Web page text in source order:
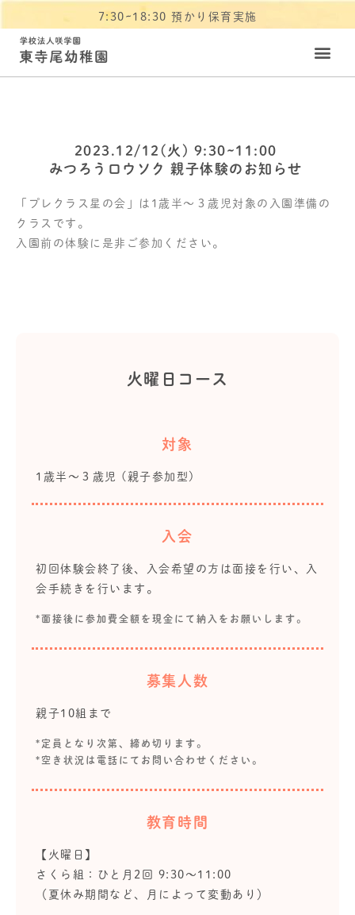
7:30~18:30 預かり保育実施
2023.12/12(火) 9:30~11:00
みつろうロウソク 親子体験のお知らせ
「プレクラス星の会」は1歳半～３歳児対象の入園準備の
クラスです。
入園前の体験に是非ご参加ください。
火曜日コース
対象
1歳半～３歳児 (親子参加型)
入会
初回体験会終了後、入会希望の方は面接を行い、入
会手続きを行います。
*面接後に参加費全額を現金にて納入をお願いします。
募集人数
親子10組まで
*定員となり次第、締め切ります。
*空き状況は電話にてお問い合わせください。
教育時間
【火曜日】
さくら組：ひと月2回 9:30～11:00
（夏休み期間など、月によって変動あり）